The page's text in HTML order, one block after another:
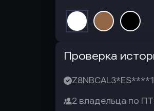
Проверка
2 владельца по